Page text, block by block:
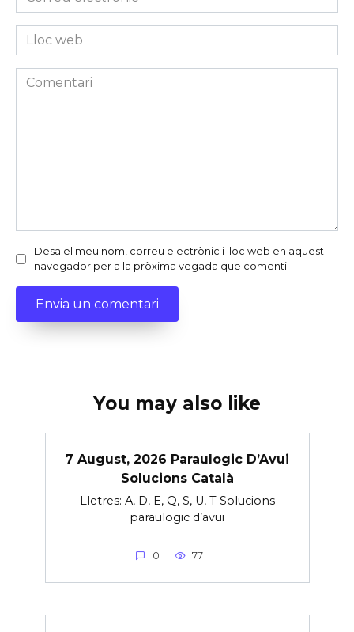
electrònic
*Lloc
web
Comentari
Desa el meu nom, correu electrònic i lloc web en aquest
navegador per a la pròxima vegada que comenti.
You may also like
7 August, 2026 Paraulogic D’Avui
Solucions Català
Lletres: A, D, E, Q, S, U, T Solucions
paraulogic d’avui
0 77